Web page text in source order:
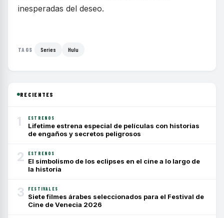
inesperadas del deseo.
TAGS Series Hulu
RECIENTES
1 ESTRENOS
Lifetime estrena especial de películas con historias
de engaños y secretos peligrosos
2 ESTRENOS
El simbolismo de los eclipses en el cine a lo largo de
la historia
3 FESTIVALES
Siete filmes árabes seleccionados para el Festival de
Cine de Venecia 2026